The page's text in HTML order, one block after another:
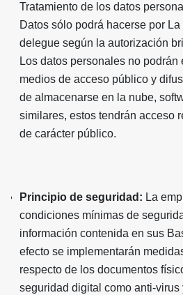
Tratamiento de los datos
Datos sólo podrá hacerse por
delegue según la autorización
Los datos personales no podrán
medios de acceso público y
de almacenarse en la nube,
similares, estos tendrán acceso
de carácter público.
Principio de seguridad: La
condiciones mínimas de
información contenida en sus
efecto se implementarán
respecto de los documentos
seguridad digital como anti-